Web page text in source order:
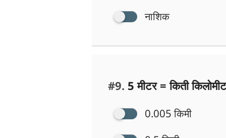
नाशिक
#9. 5 मीटर = किती
0.005 किमी